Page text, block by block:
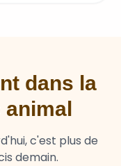
dans la
animal
c'est plus de
demain.